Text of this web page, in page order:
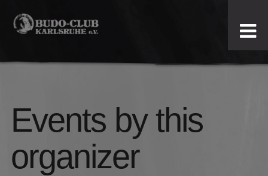
Budo-
Club
e.V.
Events by this
organizer